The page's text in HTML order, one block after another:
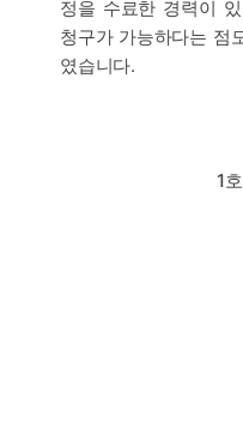
정을 수료한 경력이
청구가 가능하다는 점
였습니다.
1